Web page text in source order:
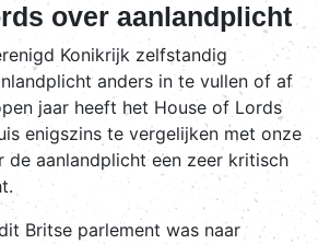
over aanlandplicht
Konikrijk zelfstandig
anders in te vullen of af
jaar heeft het House of Lords
enigszins te vergelijken met onze
de aanlandplicht een zeer kritisch
Britse parlement was naar